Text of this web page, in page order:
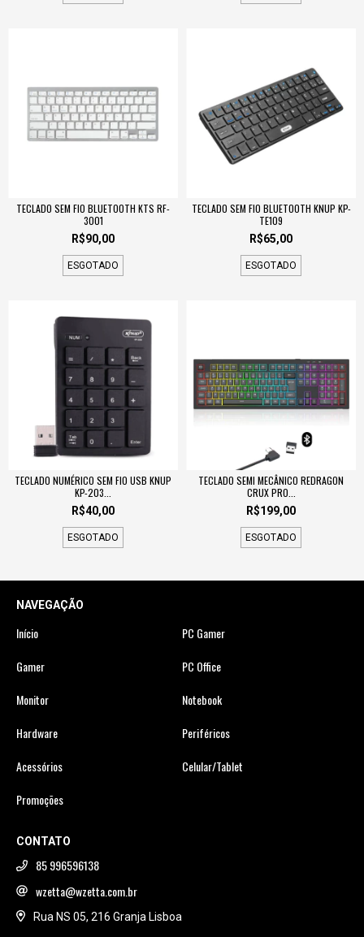
TECLADO SEM FIO BLUETOOTH KTS RF-
3001
R$90,00
ESGOTADO
TECLADO SEM FIO BLUETOOTH KNUP KP-
TE109
R$65,00
ESGOTADO
TECLADO NUMÉRICO SEM FIO USB KNUP
KP-203...
R$40,00
ESGOTADO
TECLADO SEMI MECÂNICO REDRAGON
CRUX PRO...
R$199,00
ESGOTADO
NAVEGAÇÃO
Início
PC Gamer
Gamer
PC Office
Monitor
Notebook
Hardware
Periféricos
Acessórios
Celular/Tablet
Promoções
CONTATO
85 996596138
wzetta@wzetta.com.br
Rua NS 05, 216 Granja Lisboa